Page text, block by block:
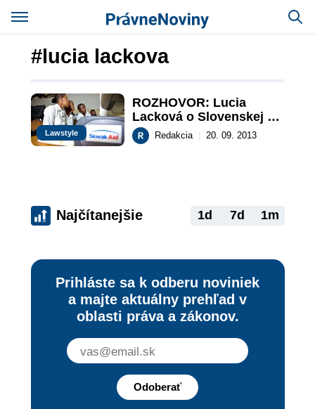
#lucia lackova
Lawstyle
ROZHOVOR: Lucia
Lacková o Slovenskej
zahraničnej pomoci
Redakcia 20. 09. 2013
Najčítanejšie 1d 7d 1m
Prihláste sa k odberu noviniek
a majte aktuálny prehľad v
oblasti práva a zákonov.
Odoberať